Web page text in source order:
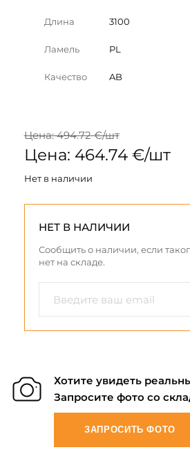
Длина 3100
Ламель PL
Качество AB
Цена: 494.72 €/шт
Цена: 464.74 €/шт
Нет в наличии
НЕТ В НАЛИЧИИ
Сообщить о наличии, если
нет на складе.
Хотите увидеть
Запросите фото со
ЗАПРОСИТЬ ФОТО